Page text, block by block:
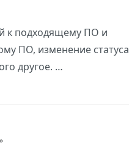
к подходящему ПО и
ПО, изменение статуса
другое. …